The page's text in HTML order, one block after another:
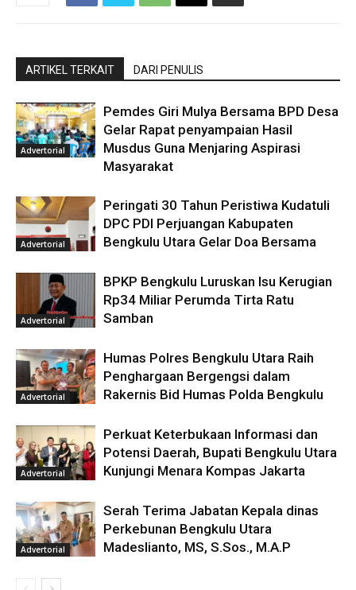
ARTIKEL TERKAIT DARI PENULIS
Advertorial
Pemdes Giri Mulya Bersama BPD Desa
Gelar Rapat penyampaian Hasil
Musdus Guna Menjaring Aspirasi
Masyarakat
Advertorial
Peringati 30 Tahun Peristiwa Kudatuli
DPC PDI Perjuangan Kabupaten
Bengkulu Utara Gelar Doa Bersama
Advertorial
BPKP Bengkulu Luruskan Isu Kerugian
Rp34 Miliar Perumda Tirta Ratu
Samban
Advertorial
Humas Polres Bengkulu Utara Raih
Penghargaan Bergengsi dalam
Rakernis Bid Humas Polda Bengkulu
Advertorial
Perkuat Keterbukaan Informasi dan
Potensi Daerah, Bupati Bengkulu Utara
Kunjungi Menara Kompas Jakarta
Advertorial
Serah Terima Jabatan Kepala dinas
Perkebunan Bengkulu Utara
Madeslianto, MS, S.Sos., M.A.P